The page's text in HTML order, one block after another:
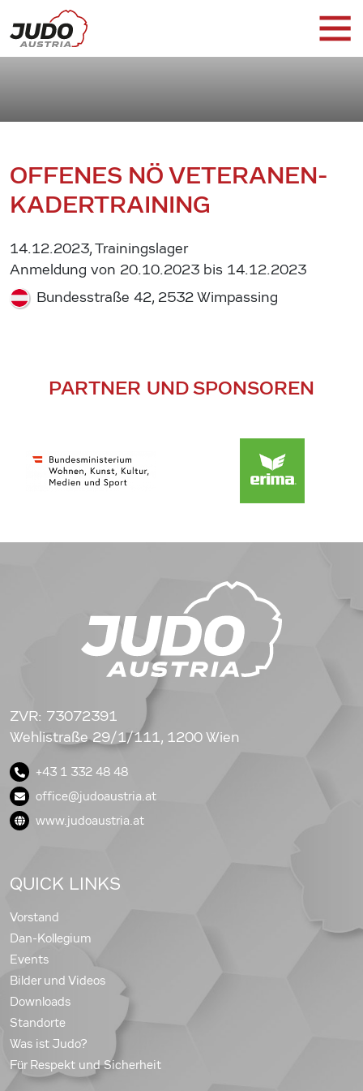
OFFENES NÖ VETERANEN-
KADERTRAINING
14.12.2023, Trainingslager
Anmeldung von 20.10.2023 bis 14.12.2023
Bundesstraße 42, 2532 Wimpassing
PARTNER UND SPONSOREN
ZVR: 73072391
Wehlistraße 29/1/111, 1200 Wien
+43 1 332 48 48
office@judoaustria.at
www.judoaustria.at
QUICK LINKS
Vorstand
Dan-Kollegium
Events
Bilder und Videos
Downloads
Standorte
Was ist Judo?
Für Respekt und Sicherheit